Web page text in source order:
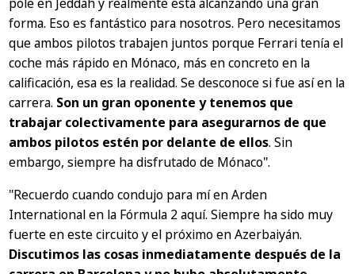
forma. Eso es fantástico para nosotros. Pero necesitamos
que ambos pilotos trabajen juntos porque Ferrari tenía el
coche más rápido en Mónaco, más en concreto en la
calificación, esa es la realidad. Se desconoce si fue así en la
carrera. Son un gran oponente y tenemos que
trabajar colectivamente para asegurarnos de que
ambos pilotos estén por delante de ellos. Sin
embargo, siempre ha disfrutado de Mónaco".
"Recuerdo cuando condujo para mí en Arden
International en la Fórmula 2 aquí. Siempre ha sido muy
fuerte en este circuito y el próximo en Azerbaiyán.
Discutimos las cosas inmediatamente después de la